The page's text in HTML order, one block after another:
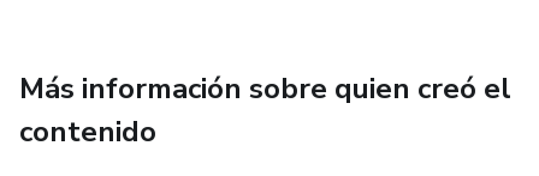
Más información sobre quien creó el
contenido